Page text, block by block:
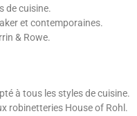
de cuisine.
et contemporaines.
& Rowe.
à tous les styles de cuisine.
robinetteries House of Rohl.